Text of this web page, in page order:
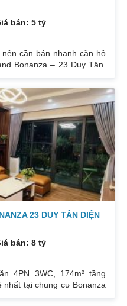
bán: 5 tỷ
cần bán nhanh căn hộ
Bonanza – 23 Duy Tân.
ánh sáng tự nhiên. Hướng
cao view bát ngát thoáng
bán: 5 tỷ có thương lượng
23 DUY TÂN DIỆN
bán: 8 tỷ
4PN 3WC, 174m² tầng
tại chung cư Bonanza